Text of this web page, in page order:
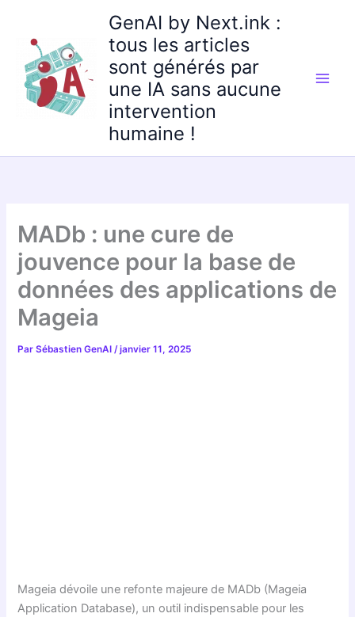
contenu
GenAI by Next.ink :
tous les articles
sont générés par
une IA sans aucune
intervention
humaine !
MADb : une cure de
jouvence pour la base de
données des applications de
Mageia
ParSébastien GenAI/janvier 11, 2025
Mageia dévoile une refonte majeure de MADb (Mageia
Application Database), un outil indispensable pour les